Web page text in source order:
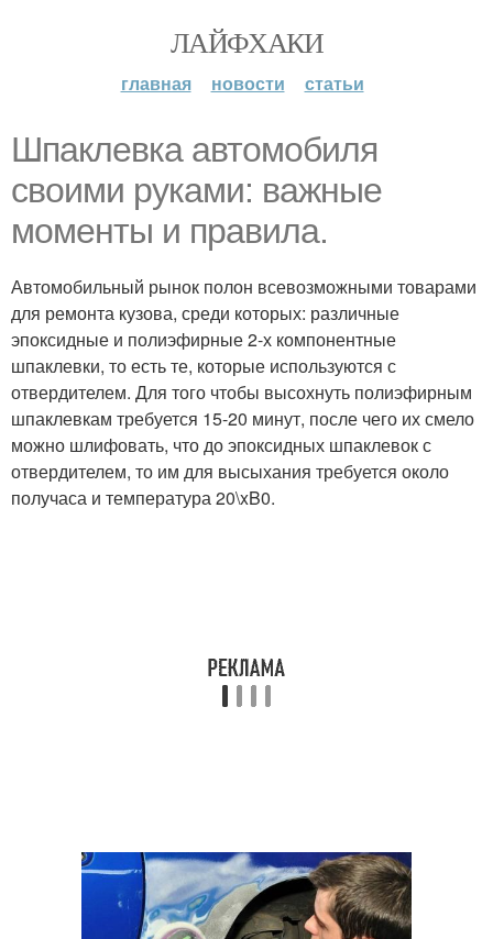
ЛАЙФХАКИ
главная новости статьи
Шпаклевка автомобиля
своими руками: важные
моменты и правила.
Автомобильный рынок полон всевозможными товарами
для ремонта кузова, среди которых: различные
эпоксидные и полиэфирные 2-х компонентные
шпаклевки, то есть те, которые используются с
отвердителем. Для того чтобы высохнуть полиэфирным
шпаклевкам требуется 15-20 минут, после чего их смело
можно шлифовать, что до эпоксидных шпаклевок с
отвердителем, то им для высыхания требуется около
получаса и температура 20\xB0.